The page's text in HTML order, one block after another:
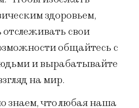
здоровьем,
отслеживать свои
общайтесь с
и вырабатывайте
на мир.
знаем, что любая наша